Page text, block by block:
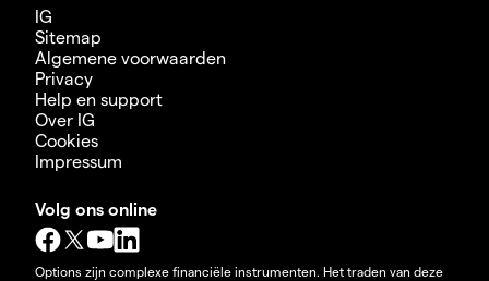
IG
Sitemap
Algemene voorwaarden
Privacy
Help en support
Over IG
Cookies
Impressum
Volg ons online
Options zijn complexe financiële instrumenten. Het traden van deze